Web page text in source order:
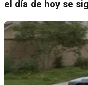
el día de hoy se